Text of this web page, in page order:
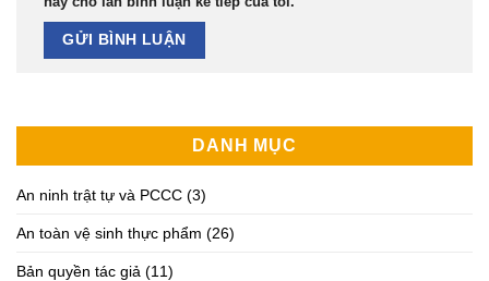
DANH MỤC
An ninh trật tự và PCCC (3)
An toàn vệ sinh thực phẩm (26)
Bản quyền tác giả (11)